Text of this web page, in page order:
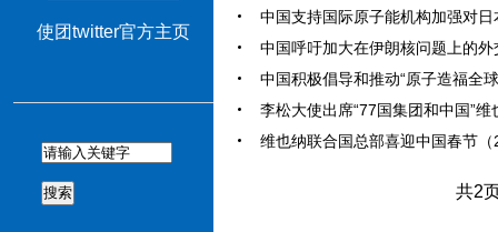
使团twitter官方主页
搜索
中国支持国际原子能机构加强对
中国呼吁加大在伊朗核问题上的
中国积极倡导和推动“原子造福全
李松大使出席“77国集团和中国”
维也纳联合国总部喜迎中国春节
共2